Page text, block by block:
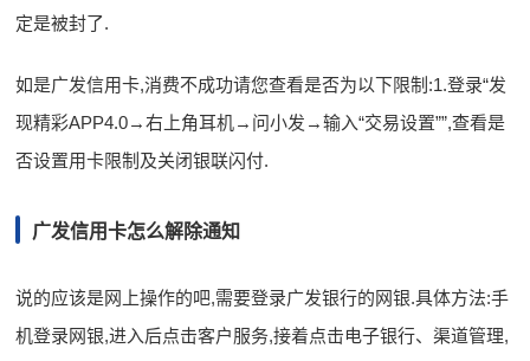
定是被封了.
如是广发信用卡,消费不成功请您查看是否为以下限制:1.登录“发
现精彩APP4.0→右上角耳机→问小发→输入“交易设置””,查看是
否设置用卡限制及关闭银联闪付.
广发信用卡怎么解除通知
说的应该是网上操作的吧,需要登录广发银行的网银.具体方法:手
机登录网银,进入后点击客户服务,接着点击电子银行、渠道管理,